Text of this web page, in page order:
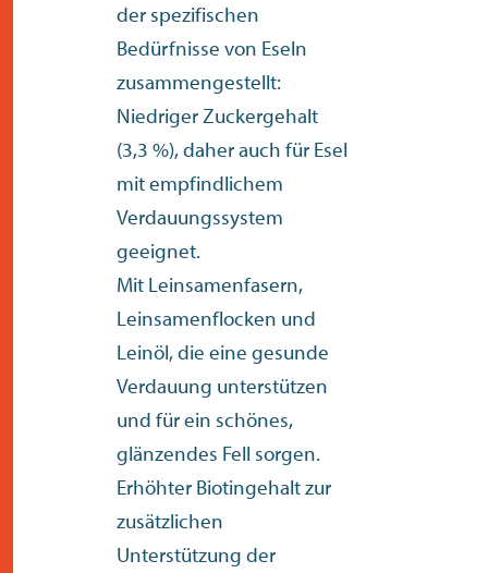
der spezifischen
Bedürfnisse von Eseln
zusammengestellt:
Niedriger Zuckergehalt
(3,3 %), daher auch für Esel
mit empfindlichem
Verdauungssystem
geeignet.
Mit Leinsamenfasern,
Leinsamenflocken und
Leinöl, die eine gesunde
Verdauung unterstützen
und für ein schönes,
glänzendes Fell sorgen.
Erhöhter Biotingehalt zur
zusätzlichen
Unterstützung der